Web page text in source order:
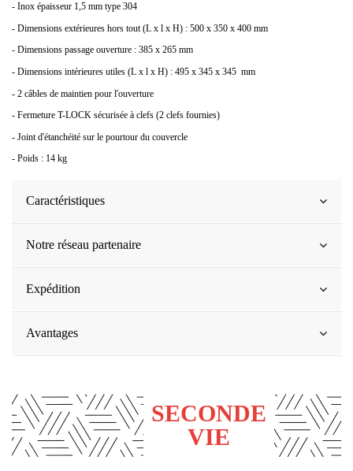
- Inox épaisseur 1,5 mm type 304
- Dimensions extérieures hors tout (L x l x H) : 500 x 350 x 400 mm
- Dimensions passage ouverture : 385 x 265 mm
- Dimensions intérieures utiles (L x l x H) : 495 x 345 x 345 mm
- 2 câbles de maintien pour l'ouverture
- Fermeture T-LOCK sécurisée à clefs (2 clefs fournies)
- Joint d'étanchéité sur le pourtour du couvercle
- Poids : 14 kg
Caractéristiques
Notre réseau partenaire
Expédition
Avantages
SECONDE
VIE